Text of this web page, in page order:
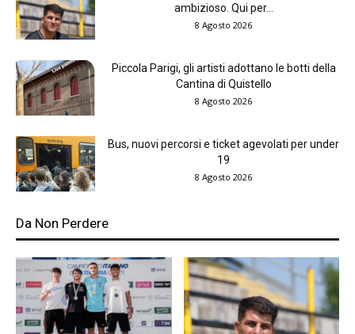
ambizioso. Qui per...
8 Agosto 2026
Piccola Parigi, gli artisti adottano le botti della
Cantina di Quistello
8 Agosto 2026
Bus, nuovi percorsi e ticket agevolati per under
19
8 Agosto 2026
Da Non Perdere